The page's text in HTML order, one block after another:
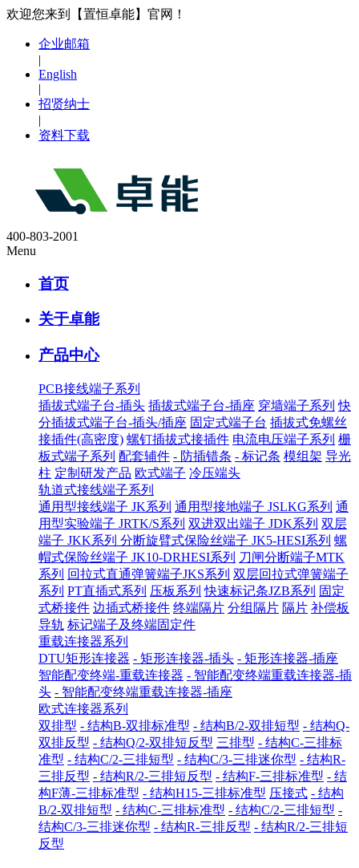
欢迎您来到【置恒卓能】官网！
企业邮箱
|
English
|
招贤纳士
|
资料下载
400-803-2001
Menu
首页
关于卓能
产品中心
PCB接线端子系列
插拔式端子台-插头 插拔式端子台-插座 穿墙端子系列 快
分插拔式端子台-插头/插座 固定式端子台 插拔式免螺丝
接插件(高密度) 螺钉插拔式接插件 电流电压端子系列 栅
板式端子系列 配套辅件 - 防插错条 - 标记条 模组架 导光
柱 定制研发产品 欧式端子 冷压端头
轨道式接线端子系列
通用型接线端子 JK系列 通用型接地端子 JSLKG系列 通
用型实验端子 JRTK/S系列 双进双出端子 JDK系列 双层
端子 JKK系列 分断旋臂式保险丝端子 JK5-HESI系列 螺
帽式保险丝端子 JK10-DRHESI系列 刀闸分断端子MTK
系列 回拉式直通弹簧端子JKS系列 双层回拉式弹簧端子
系列 PT直插式系列 压板系列 快速标记条JZB系列 固定
式桥接件 边插式桥接件 终端隔片 分组隔片 隔片 补偿板
导轨 标记端子及终端固定件
重载连接器系列
DTU矩形连接器 - 矩形连接器-插头 - 矩形连接器-插座
智能配变终端-重载连接器 - 智能配变终端重载连接器-插
头 - 智能配变终端重载连接器-插座
欧式连接器系列
双排型 - 结构B-双排标准型 - 结构B/2-双排短型 - 结构Q-
双排反型 - 结构Q/2-双排短反型 三排型 - 结构C-三排标
准型 - 结构C/2-三排短型 - 结构C/3-三排迷你型 - 结构R-
三排反型 - 结构R/2-三排短反型 - 结构F-三排标准型 - 结
构F薄-三排标准型 - 结构H15-三排标准型 压接式 - 结构
B/2-双排短型 - 结构C-三排标准型 - 结构C/2-三排短型 -
结构C/3-三排迷你型 - 结构R-三排反型 - 结构R/2-三排短
反型